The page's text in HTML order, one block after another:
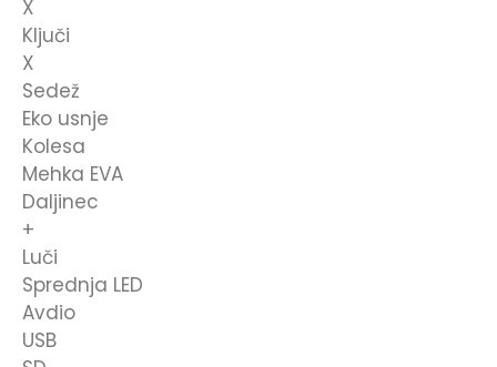
X
Ključi
X
Sedež
Eko usnje
Kolesa
Mehka EVA
Daljinec
+
Luči
Sprednja LED
Avdio
USB